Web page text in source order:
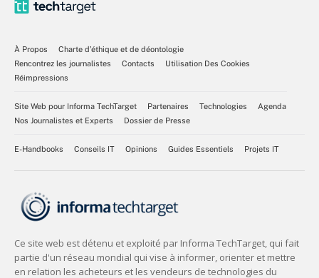
À Propos
Charte d’éthique et de déontologie
Rencontrez les journalistes
Contacts
Utilisation Des Cookies
Réimpressions
Site Web pour Informa TechTarget Partenaires Technologies
Agenda
Nos Journalistes et Experts
Dossier de Presse
E-Handbooks Conseils IT Opinions Guides Essentiels Projets IT